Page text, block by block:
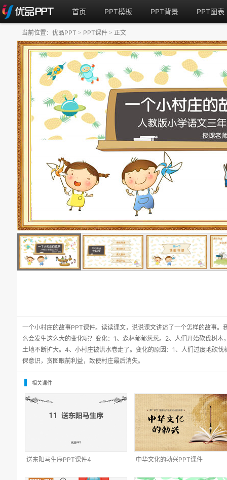
首页 PPT模板 PPT背景 PPT图表
一个小村庄的故事PPT课件。读读课文，说说课文讲述了一个怎样的故事
么会发生这么大的变化呢？变化：1、森林郁郁葱葱。2、人们开始砍伐树
土地不断扩大。4、小村庄被洪水卷走了。变化的原因：1、人们过度地砍
保意识，贪图眼前利益，致使村庄最后消失。
当前位置： 优品PPT > PPT课件 > 正文
相关课件
送东阳马生序PPT课件4 中华文化的勃兴PPT课件